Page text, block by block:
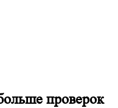
проверок